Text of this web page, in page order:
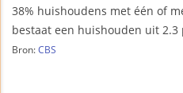
38% huishoudens met één of
bestaat een huishouden uit 2.3
Bron: CBS